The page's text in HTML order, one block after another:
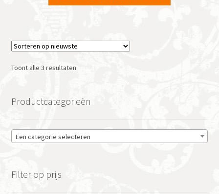
Toont alle 3 resultatenGesorteerd
Productcategorieën
Een categorie selecteren
Filter op prijs